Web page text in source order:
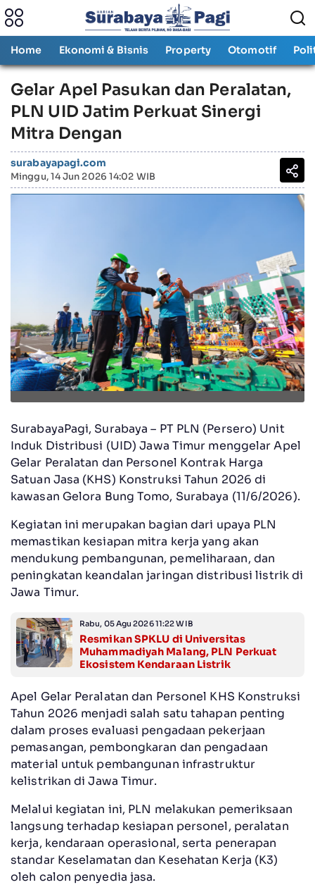
Home Ekonomi & Bisnis Property Otomotif
Gelar Apel Pasukan dan Peralatan,
PLN UID Jatim Perkuat Sinergi
Mitra Dengan
surabayapagi.com
Minggu, 14 Jun 2026 14:02 WIB
SurabayaPagi, Surabaya – PT PLN (Persero) Unit
Induk Distribusi (UID) Jawa Timur menggelar Apel
Gelar Peralatan dan Personel Kontrak Harga
Satuan Jasa (KHS) Konstruksi Tahun 2026 di
kawasan Gelora Bung Tomo, Surabaya (11/6/2026).
Kegiatan ini merupakan bagian dari upaya PLN
memastikan kesiapan mitra kerja yang akan
mendukung pembangunan, pemeliharaan, dan
peningkatan keandalan jaringan distribusi listrik di
Jawa Timur.
Rabu, 05 Agu 2026 11:22 WIB
Resmikan SPKLU di Universitas
Muhammadiyah Malang, PLN Perkuat
Ekosistem Kendaraan Listrik
Apel Gelar Peralatan dan Personel KHS Konstruksi
Tahun 2026 menjadi salah satu tahapan penting
dalam proses evaluasi pengadaan pekerjaan
pemasangan, pembongkaran dan pengadaan
material untuk pembangunan infrastruktur
kelistrikan di Jawa Timur.
Melalui kegiatan ini, PLN melakukan pemeriksaan
langsung terhadap kesiapan personel, peralatan
kerja, kendaraan operasional, serta penerapan
standar Keselamatan dan Kesehatan Kerja (K3)
oleh calon penyedia jasa.